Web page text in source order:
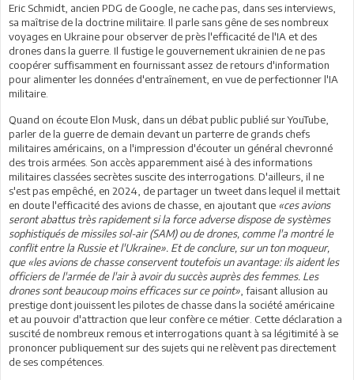
Eric Schmidt, ancien PDG de Google, ne cache pas, dans ses interviews,
sa maîtrise de la doctrine militaire. Il parle sans gêne de ses nombreux
voyages en Ukraine pour observer de près l'efficacité de l'IA et des
drones dans la guerre. Il fustige le gouvernement ukrainien de ne pas
coopérer suffisamment en fournissant assez de retours d'information
pour alimenter les données d'entraînement, en vue de perfectionner l'IA
militaire.
Quand on écoute Elon Musk, dans un débat public publié sur YouTube,
parler de la guerre de demain devant un parterre de grands chefs
militaires américains, on a l'impression d'écouter un général chevronné
des trois armées. Son accès apparemment aisé à des informations
militaires classées secrètes suscite des interrogations. D'ailleurs, il ne
s'est pas empêché, en 2024, de partager un tweet dans lequel il mettait
en doute l'efficacité des avions de chasse, en ajoutant que «ces avions
seront abattus très rapidement si la force adverse dispose de systèmes
sophistiqués de missiles sol-air (SAM) ou de drones, comme l'a montré le
conflit entre la Russie et l'Ukraine». Et de conclure, sur un ton moqueur,
que «les avions de chasse conservent toutefois un avantage: ils aident les
officiers de l'armée de l'air à avoir du succès auprès des femmes. Les
drones sont beaucoup moins efficaces sur ce point» , faisant allusion au
prestige dont jouissent les pilotes de chasse dans la société américaine
et au pouvoir d'attraction que leur confère ce métier. Cette déclaration a
suscité de nombreux remous et interrogations quant à sa légitimité à se
prononcer publiquement sur des sujets qui ne relèvent pas directement
de ses compétences.